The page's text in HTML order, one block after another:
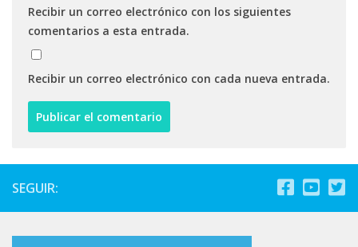
Recibir un correo electrónico con los siguientes
comentarios a esta entrada.
Recibir un correo electrónico con cada nueva entrada.
SEGUIR: